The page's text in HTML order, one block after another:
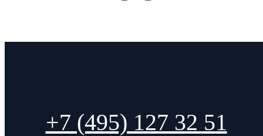
+7 (495) 127 32 51